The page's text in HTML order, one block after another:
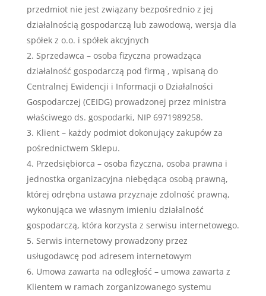
przedmiot nie jest związany bezpośrednio z jej
działalnością gospodarczą lub zawodową, wersja dla
spółek z o.o. i spółek akcyjnych
Sprzedawca – osoba fizyczna prowadząca
działalność gospodarczą pod firmą , wpisaną do
Centralnej Ewidencji i Informacji o Działalności
Gospodarczej (CEIDG) prowadzonej przez ministra
właściwego ds. gospodarki, NIP 6971989258.
Klient – każdy podmiot dokonujący zakupów za
pośrednictwem Sklepu.
Przedsiębiorca – osoba fizyczna, osoba prawna i
jednostka organizacyjna niebędąca osobą prawną,
której odrębna ustawa przyznaje zdolność prawną,
wykonująca we własnym imieniu działalność
gospodarczą, która korzysta z serwisu internetowego.
Serwis internetowy prowadzony przez
usługodawcę pod adresem internetowym
Umowa zawarta na odległość – umowa zawarta z
Klientem w ramach zorganizowanego systemu